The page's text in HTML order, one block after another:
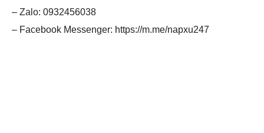
– Zalo: 0932456038
– Facebook Messenger: https://m.me/napxu247